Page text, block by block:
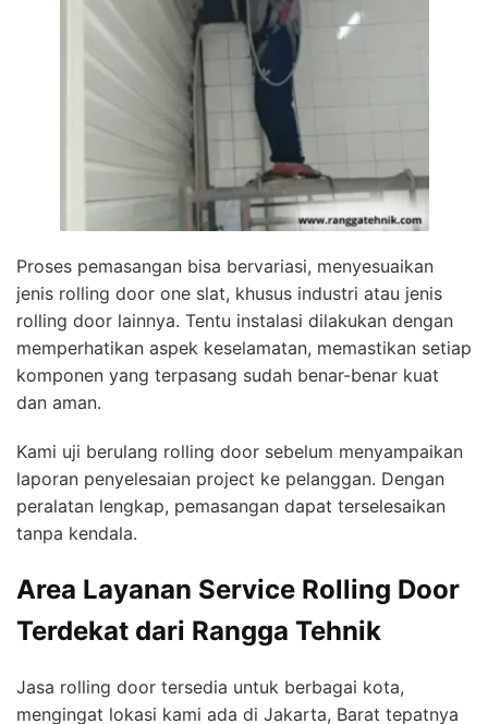
Proses pemasangan bisa bervariasi, menyesuaikan
jenis rolling door one slat, khusus industri atau jenis
rolling door lainnya. Tentu instalasi dilakukan dengan
memperhatikan aspek keselamatan, memastikan setiap
komponen yang terpasang sudah benar-benar kuat
dan aman.
Kami uji berulang rolling door sebelum menyampaikan
laporan penyelesaian project ke pelanggan. Dengan
peralatan lengkap, pemasangan dapat terselesaikan
tanpa kendala.
Area Layanan Service Rolling Door
Terdekat dari Rangga Tehnik
Jasa rolling door tersedia untuk berbagai kota,
mengingat lokasi kami ada di Jakarta, Barat tepatnya